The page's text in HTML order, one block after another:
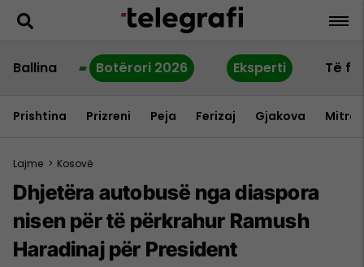
Ballina Botërori 2026 Eksperti Të
Prishtina Prizreni Peja Ferizaj Gjakova
Lajme > Kosovë
Dhjetëra autobusë nga diaspora
nisen për të përkrahur Ramush
Haradinaj për President